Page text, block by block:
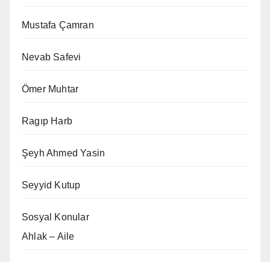
Mustafa Çamran
Nevab Safevi
Ömer Muhtar
Ragıp Harb
Şeyh Ahmed Yasin
Seyyid Kutup
Sosyal Konular
Ahlak – Aile